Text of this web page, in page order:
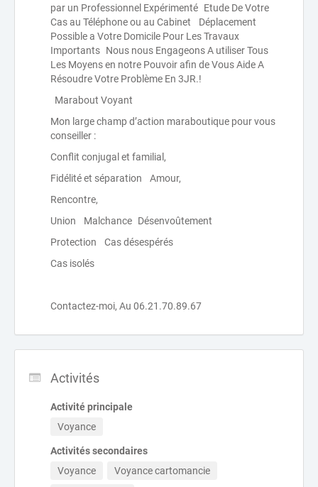
par un Professionnel Expérimenté Etude De Votre
Cas au Téléphone ou au Cabinet Déplacement
Possible a Votre Domicile Pour Les Travaux
Importants Nous nous Engageons A utiliser Tous
Les Moyens en notre Pouvoir afin de Vous Aide A
Résoudre Votre Problème En 3JR.!
Marabout Voyant
Mon large champ d’action maraboutique pour vous
conseiller :
Conflit conjugal et familial,
Fidélité et séparation Amour,
Rencontre,
Union Malchance Désenvoûtement
Protection Cas désespérés
Cas isolés
Contactez-moi, Au 06.21.70.89.67
Activités
Activité principale
Voyance
Activités secondaires
Voyance
Voyance cartomancie